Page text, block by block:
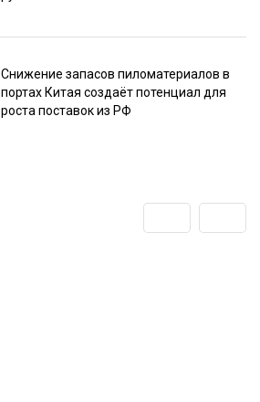
Снижение запасов пиломатериалов в
портах Китая создаёт потенциал для
роста поставок из РФ